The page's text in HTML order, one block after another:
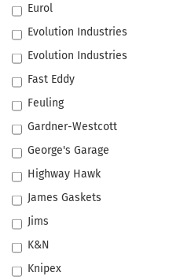
Eurol
Evolution Industries
Evolution Industries
Fast Eddy
Feuling
Gardner-Westcott
George's Garage
Highway Hawk
James Gaskets
Jims
K&N
Knipex